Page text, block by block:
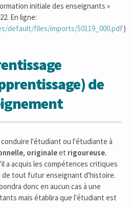
initiale des enseignants »
En ligne:
default/files/imports/50119_000.pdf)
de
l'étudiant ou l'étudiante à
, originaleet rigoureuse.
a acquis les compétences critiques
de tout futur enseignant d'histoire.
donc en aucun cas à une
mais établira que l'étudiant est